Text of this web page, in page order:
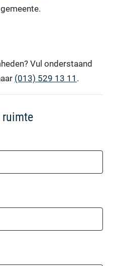
Vul onderstaand
(013) 529 13 11 .